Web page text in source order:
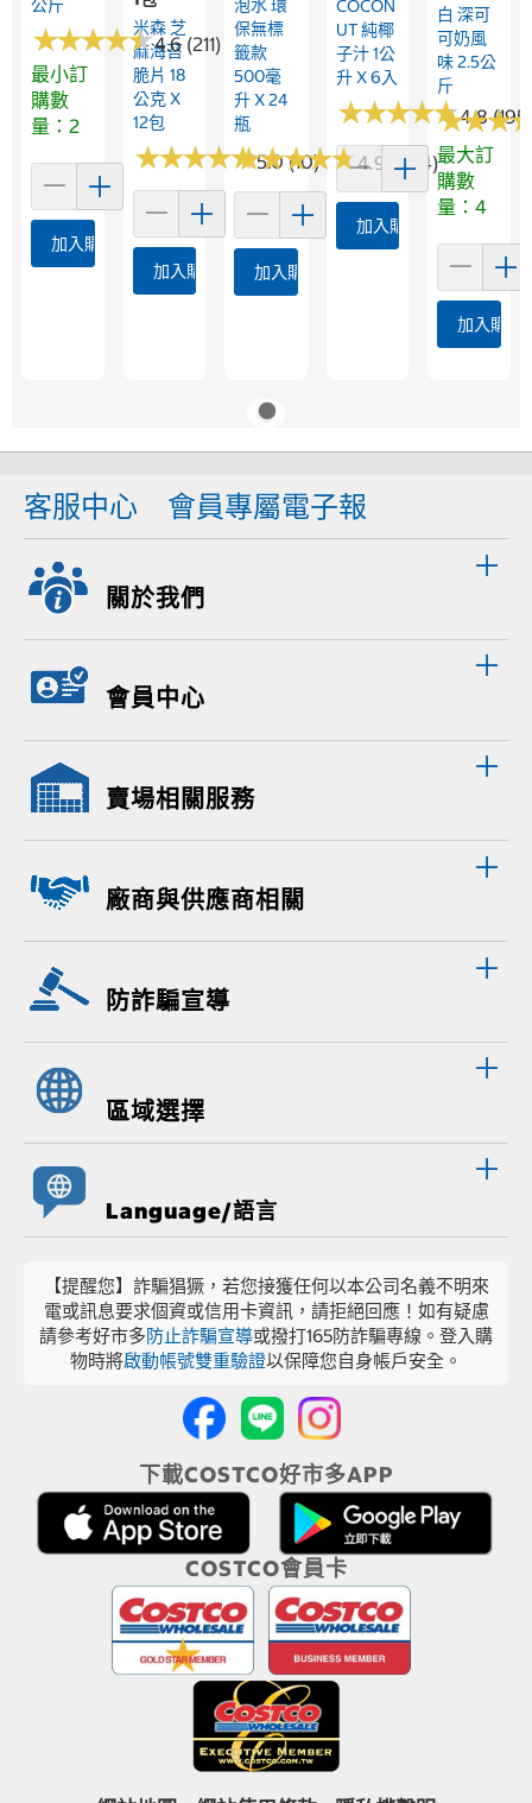
公斤
★★★★★
★★★★★4.6 (211)
最小訂
購數
量：2
加入購物車
米森 芝
麻海苔
脆片 18
公克 X
12包
★★★★★
★★★★★5.0 (10)
加入購物車
泡水 環
保無標
籤款
500毫
升 X 24
瓶
★★★★★
★★★★★4.9 (204)
加入購物車
COCON
UT 純椰
子汁 1公
升 X 6入
★★★★★
★★★★★4.8
加入購物車
白 深可
可奶風
味 2.5公
斤
★★★
★★★
最大訂
購數
量：4
加入購物
客服中心 會員專屬電子報
關於我們
會員中心
賣場相關服務
廠商與供應商相關
防詐騙宣導
區域選擇
Language/語言
【提醒您】詐騙猖獗，若您接獲任何以本公司名義不明來
電或訊息要求個資或信用卡資訊，請拒絕回應！如有疑慮
請參考好市多防止詐騙宣導或撥打165防詐騙專線。登入購
物時將啟動帳號雙重驗證以保障您自身帳戶安全。
下載COSTCO好市多APP
COSTCO會員卡